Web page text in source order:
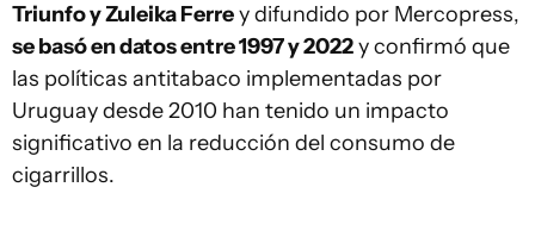
Triunfo y Zuleika Ferrey difundido por Mercopress,
se basó en datos entre 1997 y 2022y confirmó que
las políticas antitabaco implementadas por
Uruguay desde 2010 han tenido un impacto
significativo en la reducción del consumo de
cigarrillos.